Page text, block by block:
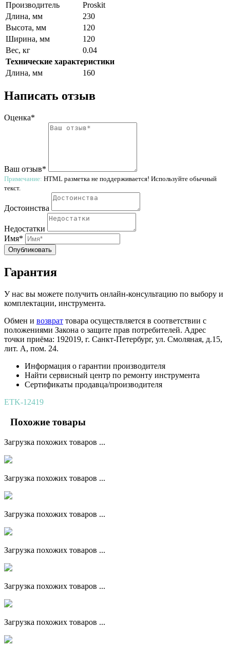
Производитель
Proskit
Длина, мм
230
Высота, мм
120
Ширина, мм
120
Вес, кг
0.04
Технические характеристики
Длина, мм
160
Написать отзыв
Оценка*
Ваш отзыв*
Примечание: HTML разметка не поддерживается! Используйте обычный
текст.
Достоинства
Недостатки
Имя*
Опубликовать
Гарантия
У нас вы можете получить онлайн-консультацию по выбору и
комплектации, инструмента.
Обмен и возврат товара осуществляется в соответствии с
положениями Закона о защите прав потребителей. Адрес
точки приёма: 192019, г. Санкт-Петербург, ул. Смоляная, д.15,
лит. А, пом. 24.
Информация о гарантии производителя
Найти сервисный центр по ремонту инструмента
Сертификаты продавца/производителя
ETK-12419
Похожие товары
Загрузка похожих товаров ...
Загрузка похожих товаров ...
Загрузка похожих товаров ...
Загрузка похожих товаров ...
Загрузка похожих товаров ...
Загрузка похожих товаров ...